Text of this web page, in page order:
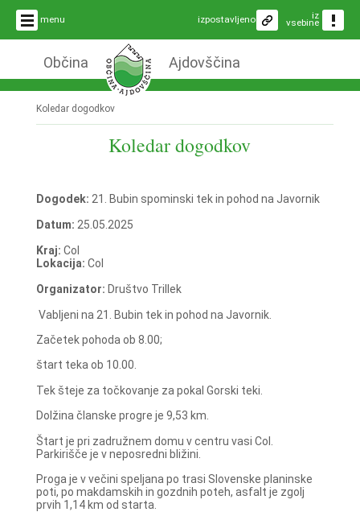
menu iz
vsebine
izpostavljeno
Občina Ajdovščina
Koledar dogodkov
Koledar dogodkov
Dogodek: 21. Bubin spominski tek in pohod na Javornik
Datum: 25.05.2025
Kraj: Col
Lokacija: Col
Organizator: Društvo Trillek
Vabljeni na 21. Bubin tek in pohod na Javornik.
Začetek pohoda ob 8.00;
štart teka ob 10.00.
Tek šteje za točkovanje za pokal Gorski teki.
Dolžina članske progre je 9,53 km.
Štart je pri zadružnem domu v centru vasi Col.
Parkirišče je v neposredni bližini.
Proga je v večini speljana po trasi Slovenske planinske
poti, po makdamskih in gozdnih poteh, asfalt je zgolj
prvih 1,14 km od starta.